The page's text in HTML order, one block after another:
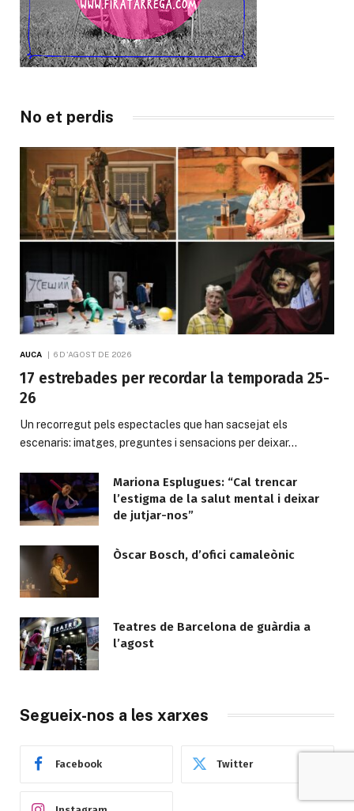
No et perdis
AUCA 6 D'AGOST DE 2026
17 estrebades per recordar la temporada 25-
26
Un recorregut pels espectacles que han sacsejat els
escenaris: imatges, preguntes i sensacions per deixar…
Mariona Esplugues: “Cal trencar
l’estigma de la salut mental i deixar
de jutjar-nos”
Òscar Bosch, d’ofici camaleònic
Teatres de Barcelona de guàrdia a
l’agost
Segueix-nos a les xarxes
Facebook Twitter